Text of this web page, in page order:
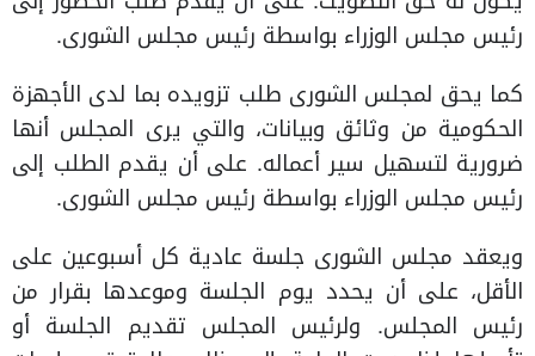
رئيس مجلس الوزراء بواسطة رئيس مجلس الشورى.
كما يحق لمجلس الشورى طلب تزويده بما لدى الأجهزة
الحكومية من وثائق وبيانات، والتي يرى المجلس أنها
ضرورية لتسهيل سير أعماله. على أن يقدم الطلب إلى
رئيس مجلس الوزراء بواسطة رئيس مجلس الشورى.
ويعقد مجلس الشورى جلسة عادية كل أسبوعين على
الأقل، على أن يحدد يوم الجلسة وموعدها بقرار من
رئيس المجلس. ولرئيس المجلس تقديم الجلسة أو